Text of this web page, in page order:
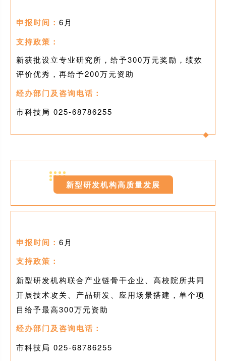
申报时间： 6月
支持政策：
新获批设立专业研究所，给予300万元奖励，绩效
评价优秀，再给予200万元资助
经办部门及咨询电话：
市科技局 025-68786255
新型研发机构高质量发展
申报时间： 6月
支持政策：
新型研发机构联合产业链骨干企业、高校院所共同
开展技术攻关、产品研发、应用场景搭建，单个项
目给予最高300万元资助
经办部门及咨询电话：
市科技局 025-68786255